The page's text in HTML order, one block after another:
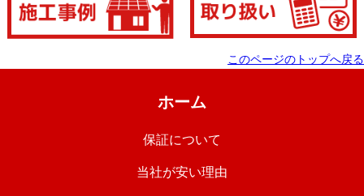
このページのトップへ戻る
ホーム
保証について
当社が安い理由